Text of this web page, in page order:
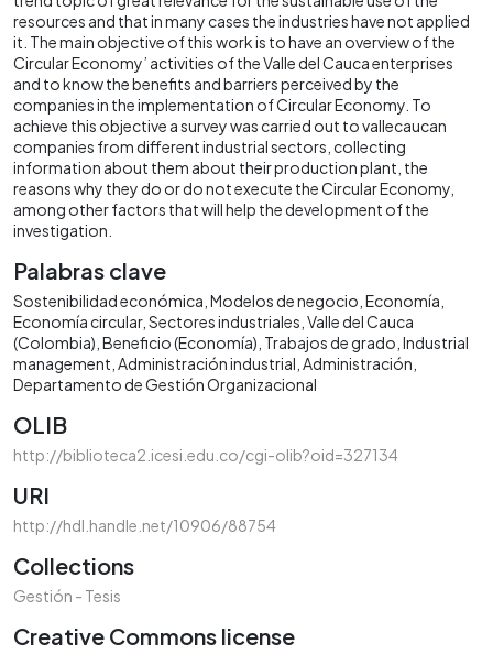
resources and that in many cases the industries have not applied
it. The main objective of this work is to have an overview of the
Circular Economy’ activities of the Valle del Cauca enterprises
and to know the benefits and barriers perceived by the
companies in the implementation of Circular Economy. To
achieve this objective a survey was carried out to vallecaucan
companies from different industrial sectors, collecting
information about them about their production plant, the
reasons why they do or do not execute the Circular Economy,
among other factors that will help the development of the
investigation.
Palabras clave
Sostenibilidad económica Modelos de negocio Economía
Economía circular Sectores industriales Valle del Cauca
(Colombia) Beneficio (Economía) Trabajos de grado Industrial
management Administración industrial Administración
Departamento de Gestión Organizacional
OLIB
http://biblioteca2.icesi.edu.co/cgi-olib?oid=327134
URI
http://hdl.handle.net/10906/88754
Collections
Gestión - Tesis
Creative Commons license